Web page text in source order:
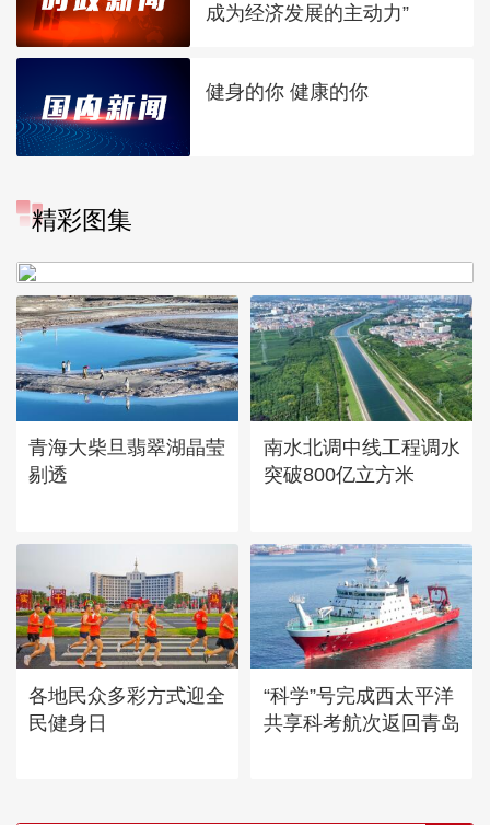
成为经济发展的主动力”
健身的你 健康的你
精彩图集
“大地指纹”奏响夏夜文旅乐
青海大柴旦翡翠湖晶莹
剔透
南水北调中线工程调水
突破800亿立方米
各地民众多彩方式迎全
民健身日
“科学”号完成西太平洋
共享科考航次返回青岛